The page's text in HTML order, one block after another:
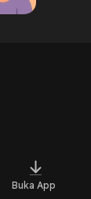
Buka App